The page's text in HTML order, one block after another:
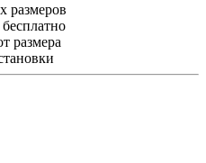
размеров
размера